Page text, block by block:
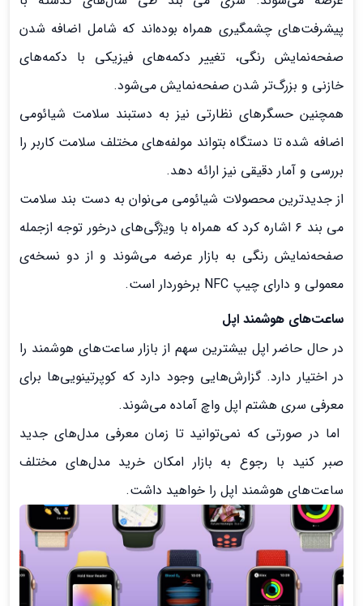
پیشرفت‌های چشمگیری همراه بوده‌اند که شامل اضافه شدن
صفحه‌نمایش رنگی، تغییر دکمه‌های فیزیکی با دکمه‌های
خازنی و بزرگ‌تر شدن صفحه‌نمایش می‌شود.
همچنین حسگرهای نظارتی نیز به دستبند سلامت شیائومی
اضافه شده تا دستگاه بتواند مولفه‌های مختلف سلامت کاربر را
بررسی و آمار دقیقی نیز ارائه دهد.
از جدیدترین محصولات شیائومی می‌نوان به دست بند سلامت
می بند ۶ اشاره کرد که همراه با ویژگی‌های درخور توجه ازجمله
صفحه‌نمایش رنگی به بازار عرضه می‌شوند و از دو نسخه‌ی
معمولی و دارای چیپ NFC برخوردار است.
ساعت‌های هوشمند اپل
در حال حاضر اپل بیشترین سهم از بازار ساعت‌های هوشمند را
در اختیار دارد. گزارش‌هایی وجود دارد که کوپرتینویی‌ها برای
معرفی سری هشتم اپل واچ آماده می‌شوند.
اما در صورتی که نمی‌توانید تا زمان معرفی مدل‌های جدید
صبر کنید با رجوع به بازار امکان خرید مدل‌های مختلف
ساعت‌های هوشمند اپل را خواهید داشت.